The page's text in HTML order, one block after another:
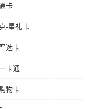
卡
-星礼卡
选卡
卡通
物卡